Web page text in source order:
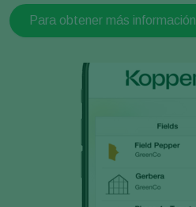
Para obtener más información